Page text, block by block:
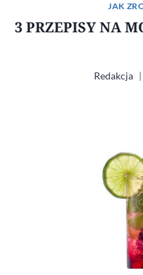
JAK
3 PRZEPISY NA
Redakcja